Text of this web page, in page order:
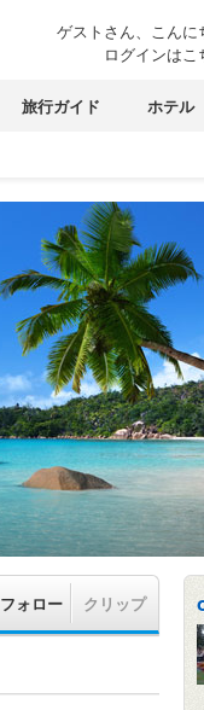
ゲストさん、こんに
ログインはこ
旅行ガイド ホテル
フォロー クリップ